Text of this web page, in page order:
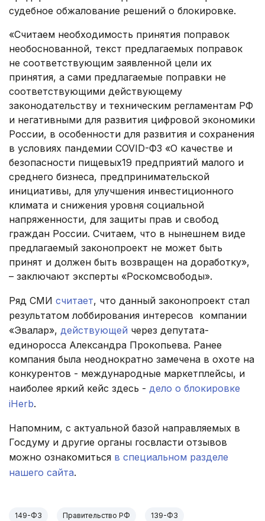
судебное обжалование решений о блокировке.
«Считаем необходимость принятия поправок
необоснованной, текст предлагаемых поправок
не соответствующим заявленной цели их
принятия, а сами предлагаемые поправки не
соответствующими действующему
законодательству и техническим регламентам РФ
и негативными для развития цифровой экономики
России, в особенности для развития и сохранения
в условиях пандемии COVID-ФЗ «О качестве и
безопасности пищевых19 предприятий малого и
среднего бизнеса, предпринимательской
инициативы, для улучшения инвестиционного
климата и снижения уровня социальной
напряженности, для защиты прав и свобод
граждан России. Считаем, что в нынешнем виде
предлагаемый законопроект не может быть
принят и должен быть возвращен на доработку»,
– заключают эксперты «Роскомсвободы».
Ряд СМИ считает, что данный законопроект стал
результатом лоббирования интересов компании
«Эвалар», действующей через депутата-
единоросса Александра Прокопьева. Ранее
компания была неоднократно замечена в охоте на
конкурентов - международные маркетплейсы, и
наиболее яркий кейс здесь - дело о блокировке
iHerb.
Напомним, с актуальной базой направляемых в
Госдуму и другие органы госвласти отзывов
можно ознакомиться в специальном разделе
нашего сайта.
149-ФЗ Правительство РФ 139-ФЗ